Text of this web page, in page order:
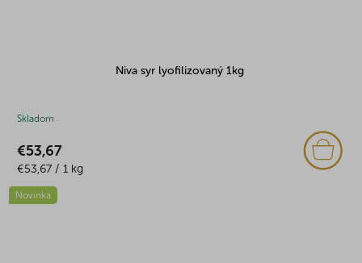
Niva syr lyofilizovaný 1kg
Skladom
€53,67
Jednotková
cena:
€53,67 / 1 kg
Novinka